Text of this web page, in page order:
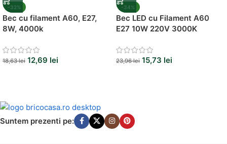
-32%
Bec cu filament A60, E27,
8W, 4000k
18,63lei 12,69 lei
-34%
Bec LED cu Filament A60
E27 10W 220V 3000K
23,96lei 15,73 lei
Suntem prezenti pe: